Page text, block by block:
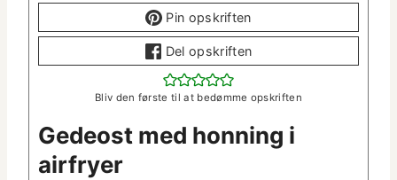
Pin opskriften
Del opskriften
Bliv den første til at bedømme opskriften
Gedeost med hon­ning i
airfryer